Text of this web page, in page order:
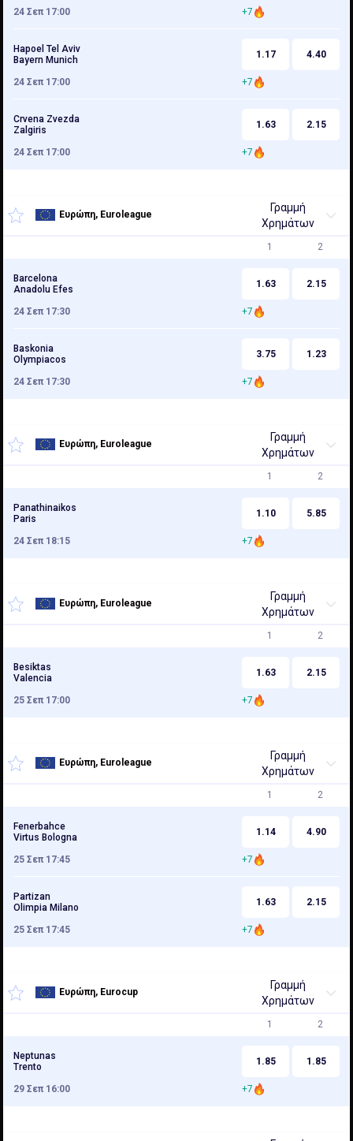
24 Σεπ 17:00 +7
Hapoel Tel Aviv
Bayern Munich
1.17 4.40
24 Σεπ 17:00 +7
Crvena Zvezda
Zalgiris
1.63 2.15
24 Σεπ 17:00 +7
Ευρώπη, Euroleague
Γραμμή
Χρημάτων
1 2
Barcelona
Anadolu Efes
1.63 2.15
24 Σεπ 17:30 +7
Baskonia
Olympiacos
3.75 1.23
24 Σεπ 17:30 +7
Ευρώπη, Euroleague
Γραμμή
Χρημάτων
1 2
Panathinaikos
Paris
1.10 5.85
24 Σεπ 18:15 +7
Ευρώπη, Euroleague
Γραμμή
Χρημάτων
1 2
Besiktas
Valencia
1.63 2.15
25 Σεπ 17:00 +7
Ευρώπη, Euroleague
Γραμμή
Χρημάτων
1 2
Fenerbahce
Virtus Bologna
1.14 4.90
25 Σεπ 17:45 +7
Partizan
Olimpia Milano
1.63 2.15
25 Σεπ 17:45 +7
Ευρώπη, Eurocup
Γραμμή
Χρημάτων
1 2
Neptunas
Trento
1.85 1.85
29 Σεπ 16:00 +7